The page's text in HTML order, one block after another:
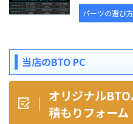
パーツの選び方
当店のBTO PC
オリジナル
積もりフォーム